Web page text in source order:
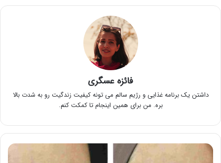
فائزه عسگری
داشتن یک برنامه غذایی و رژیم سالم می تونه کیفیت زندگیت رو به شدت بالا
بره. من برای همین اینجام تا کمکت کنم.
بهترین